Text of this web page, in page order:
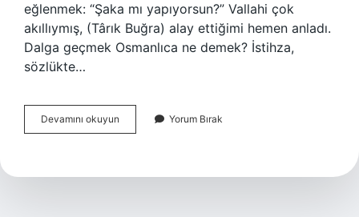
eğlenmek: “Şaka mı yapıyorsun?” Vallahi çok
akıllıymış, (Târık Buğra) alay ettiğimi hemen anladı.
Dalga geçmek Osmanlıca ne demek? İstihza,
sözlükte…
Devamını okuyun
Türkçede
Demek
Yorum Bırak